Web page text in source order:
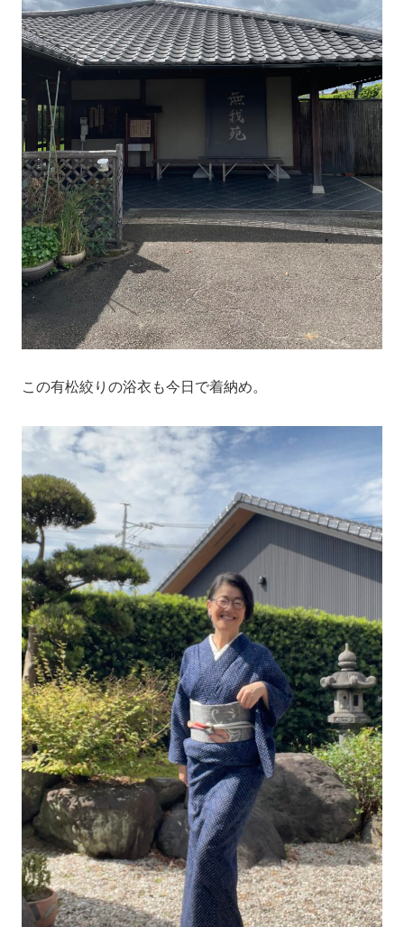
この有松絞りの浴衣も今日で着納め。